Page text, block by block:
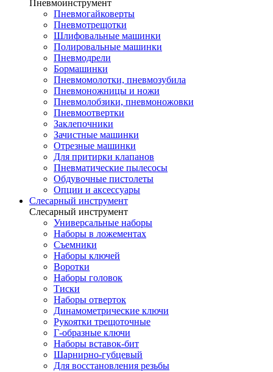
Пневмоинструмент
Пневмогайковерты
Пневмотрещотки
Шлифовальные машинки
Полировальные машинки
Пневмодрели
Бормашинки
Пневмомолотки, пневмозубила
Пневмоножницы и ножи
Пневмолобзики, пневмоножовки
Пневмоотвертки
Заклепочники
Зачистные машинки
Отрезные машинки
Для притирки клапанов
Пневматические пылесосы
Обдувочные пистолеты
Опции и аксессуары
Слесарный инструмент
Слесарный инструмент
Универсальные наборы
Наборы в ложементах
Съемники
Наборы ключей
Воротки
Наборы головок
Тиски
Наборы отверток
Динамометрические ключи
Рукоятки трещоточные
Г-образные ключи
Наборы вставок-бит
Шарнирно-губцевый
Для восстановления резьбы